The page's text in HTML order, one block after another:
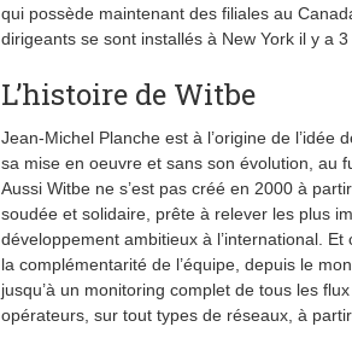
qui possède maintenant des filiales au
dirigeants se sont installés à New York il y a 3
L’histoire de Witbe
Jean-Michel Planche est à l’origine de
sa mise en oeuvre et sans son évolution, au
Aussi Witbe ne s’est pas créé en 2000 à
soudée et solidaire, prête à relever les plus
développement ambitieux à l’international.
la complémentarité de l’équipe, depuis le
jusqu’à un monitoring complet de tous les
opérateurs, sur tout types de réseaux, à